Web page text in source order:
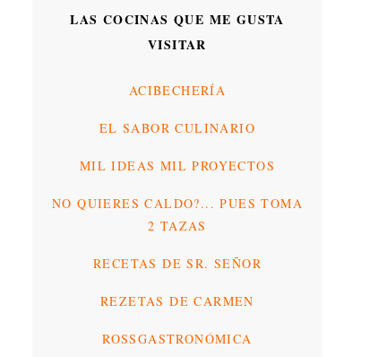
LAS COCINAS QUE ME GUSTA
VISITAR
ACIBECHERÍA
EL SABOR CULINARIO
MIL IDEAS MIL PROYECTOS
NO QUIERES CALDO?... PUES TOMA
2 TAZAS
RECETAS DE SR. SEÑOR
REZETAS DE CARMEN
ROSSGASTRONÓMICA